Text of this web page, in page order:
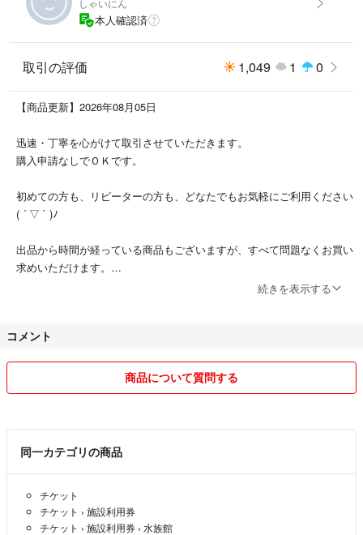
しゃいにん
本人確認済
取引の評価 1,049 1 0
【商品更新】2026年08月05日
迅速・丁寧を心がけて取引させていただきます。
購入申請なしでＯＫです。
初めての方も、リピーターの方も、どなたでもお気軽にご利用ください
( ´ ▽ ` )ﾉ
出品から時間が経っている商品もございますが、すべて問題なくお買い
求めいただけます。
いようにしますので何卒ご了承くださいませ
このところ郵便の配達が遅くなり、ラクマから自動配信される取引評価
況なので、受取評価は十分な余裕を持ってお待ちしております（発送後
10日位は気にしません）。当方よりの発送後、ラクマからの自動催促
を受け取られましても、お気になさらずお過ごしください。
購入者さまに送られます。私から催促する場合は10日以上過ぎてから
お送りします。
続きを表示する
コメント
商品について質問する
同一カテゴリの商品
チケット
チケット › 施設利用券
チケット › 施設利用券 › 水族館